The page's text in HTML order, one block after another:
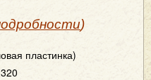
)
пластинка)